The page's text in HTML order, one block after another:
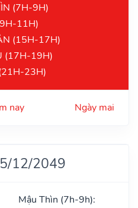
(7H-9H)
11H)
(15H-17H)
(17H-19H)
23H)
nay Ngày mai
12/2049
Mậu Thìn (7h-9h):